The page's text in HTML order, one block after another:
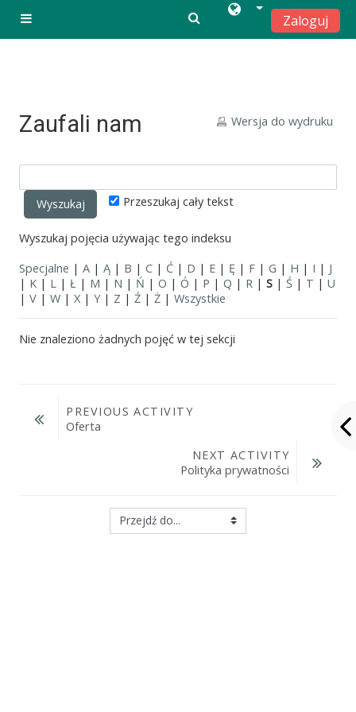
Panel boczny
Zaloguj
Zaufali nam Wersja do wydruku
Przeszukaj cały tekst
Wyszukaj pojęcia używając tego indeksu
Specjalne |A |Ą | B |C | Ć | D | E | Ę | F |G | H | I | J
| K | L |Ł | M | N | Ń |O |Ó | P |Q | R |S |Ś | T |U
|V |W |X |Y| Z |Ź |Ż |Wszystkie
Nie znaleziono żadnych pojęć w tej sekcji
PREVIOUS ACTIVITY
Oferta
NEXT ACTIVITY
Polityka prywatności
Przejdź do...